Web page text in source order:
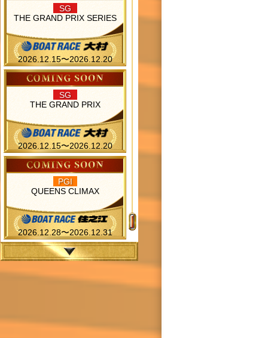
SG
THE GRAND PRIX SERIES
2026.12.15〜2026.12.20
SG
THE GRAND PRIX
2026.12.15〜2026.12.20
PGI
QUEENS CLIMAX
2026.12.28〜2026.12.31